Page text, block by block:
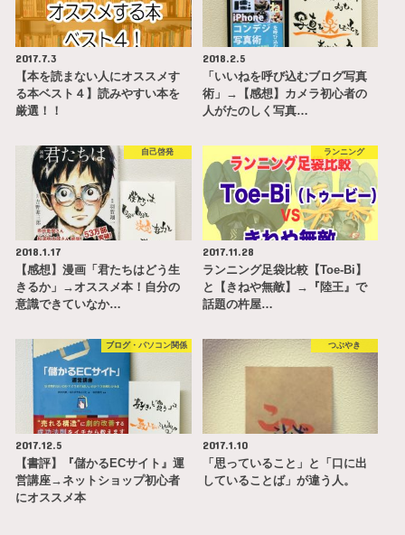
2017.7.3
【本を読まない人にオススメす
る本ベスト４】読みやすい本を
厳選！！
2018.2.5
「いいねを呼び込むブログ写真
術」→【感想】カメラ初心者の
人がたのしく写真…
自己啓発
2018.1.17
【感想】漫画「君たちはどう生
きるか」→オススメ本！自分の
意識できていなか…
ランニング
2017.11.28
ランニング足袋比較【Toe-Bi】
と【きねや無敵】→『陸王』で
話題の杵屋…
ブログ・パソコン関係
2017.12.5
【書評】『儲かるECサイト』運
営講座→ネットショップ初心者
にオススメ本
つぶやき
2017.1.10
「思っていること」と「口に出
していることば」が違う人。